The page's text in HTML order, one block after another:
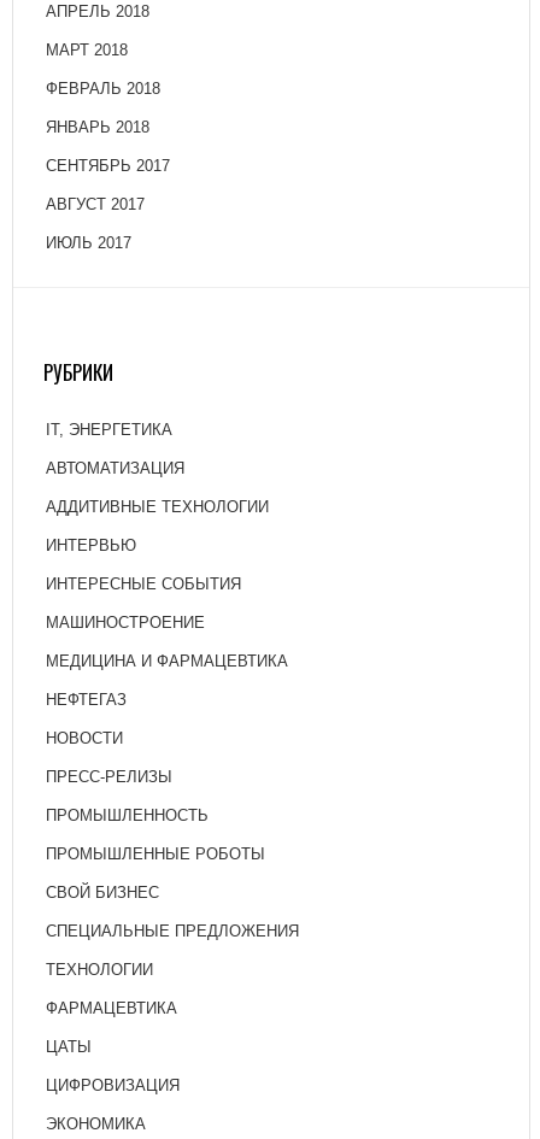
АПРЕЛЬ 2018
МАРТ 2018
ФЕВРАЛЬ 2018
ЯНВАРЬ 2018
СЕНТЯБРЬ 2017
АВГУСТ 2017
ИЮЛЬ 2017
РУБРИКИ
IT, ЭНЕРГЕТИКА
АВТОМАТИЗАЦИЯ
АДДИТИВНЫЕ ТЕХНОЛОГИИ
ИНТЕРВЬЮ
ИНТЕРЕСНЫЕ СОБЫТИЯ
МАШИНОСТРОЕНИЕ
МЕДИЦИНА И ФАРМАЦЕВТИКА
НЕФТЕГАЗ
НОВОСТИ
ПРЕСС-РЕЛИЗЫ
ПРОМЫШЛЕННОСТЬ
ПРОМЫШЛЕННЫЕ РОБОТЫ
СВОЙ БИЗНЕС
СПЕЦИАЛЬНЫЕ ПРЕДЛОЖЕНИЯ
ТЕХНОЛОГИИ
ФАРМАЦЕВТИКА
ЦАТЫ
ЦИФРОВИЗАЦИЯ
ЭКОНОМИКА